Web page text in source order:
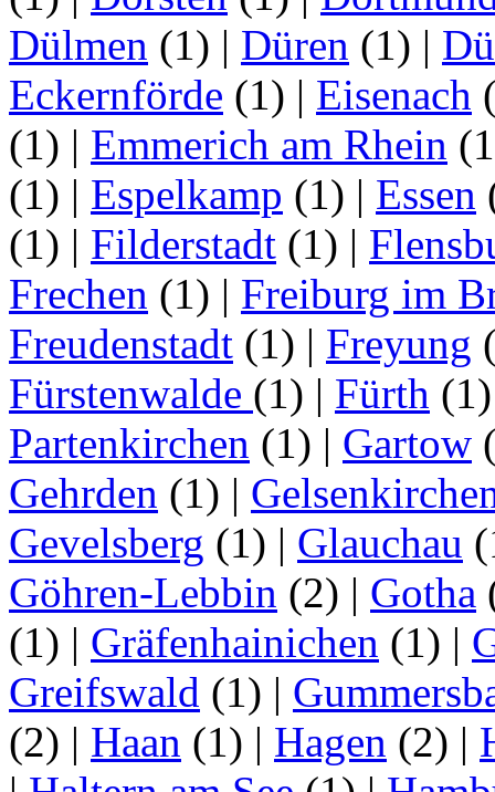
Dülmen (1) | Düren (1) |
Eckernförde (1) | Eisenach
(1) | Emmerich am Rhein
(1) | Espelkamp (1) | Essen
(1) | Filderstadt (1) |
Frechen (1) | Freiburg im
Freudenstadt (1) | Freyung
Fürstenwalde (1) | Fürth
Partenkirchen (1) | Gartow
Gehrden (1) |
Gevelsberg (1) | Glauchau
Göhren-Lebbin (2) | Gotha
(1) | Gräfenhainichen (1) |
Greifswald (1) |
(2) | Haan (1) | Hagen (2) |